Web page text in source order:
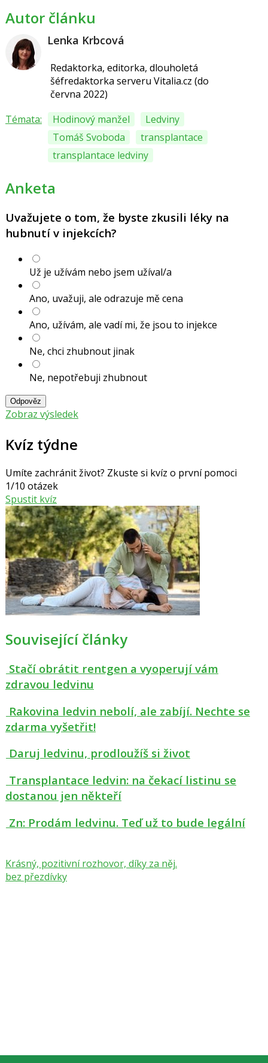
Autor článku
Lenka Krbcová
Redaktorka, editorka, dlouholetá
šéfredaktorka serveru Vitalia.cz (do
června 2022)
Témata:
Hodinový manžel
Ledviny
Tomáš Svoboda
transplantace
transplantace ledviny
Anketa
Uvažujete o tom, že byste zkusili léky na
hubnutí v injekcích?
Už je užívám nebo jsem užíval/a
Ano, uvažuji, ale odrazuje mě cena
Ano, užívám, ale vadí mi, že jsou to injekce
Ne, chci zhubnout jinak
Ne, nepotřebuji zhubnout
Odpověz
Zobraz výsledek
Kvíz týdne
Umíte zachránit život? Zkuste si kvíz o první pomoci
1/10 otázek
Spustit kvíz
Související články
Stačí obrátit rentgen a vyoperují vám
zdravou ledvinu
Rakovina ledvin nebolí, ale zabíjí. Nechte se
zdarma vyšetřit!
Daruj ledvinu, prodloužíš si život
Transplantace ledvin: na čekací listinu se
dostanou jen někteří
Zn: Prodám ledvinu. Teď už to bude legální
Krásný, pozitivní rozhovor, díky za něj.
bez přezdívky